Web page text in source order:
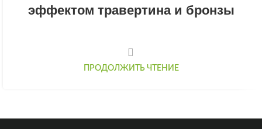
эффектом травертина и бронзы
ПРОДОЛЖИТЬ ЧТЕНИЕ